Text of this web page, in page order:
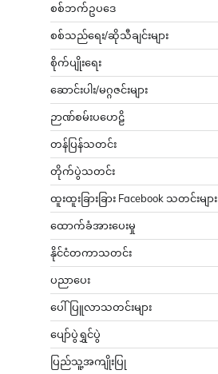
စစ်ဘက်ဥပဒေ
စစ်သည်ရေး/ဆိုသီချင်းများ
စိုက်ပျိုးရေး
ဆောင်းပါး/မဂ္ဂဇင်းများ
ဉာဏ်စမ်းပဟေဠိ
တန်ပြန်သတင်း
တိုက်ပွဲသတင်း
ထူးထူးခြားခြား Facebook သတင်းများ
ထောက်ခံအားပေးမှု
နိုင်ငံတကာသတင်း
ပညာပေး
ပေါ်ပြူလာသတင်းများ
ပျော်ပွဲရွှင်ပွဲ
ပြည်သူ့အကျိုးပြု